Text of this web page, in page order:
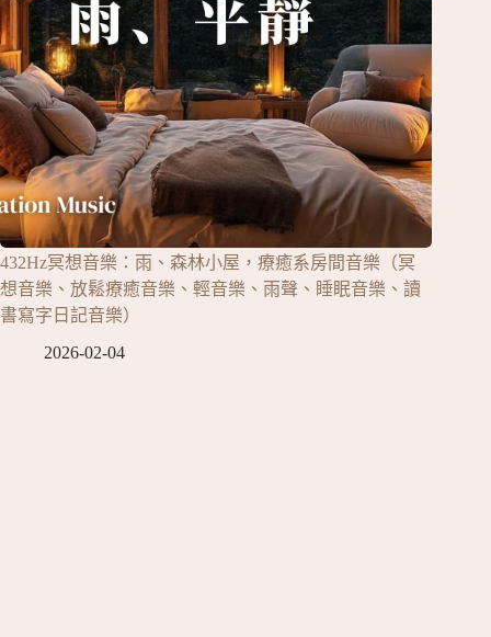
432Hz冥想音樂：雨、森林小屋，療癒系房間音樂（冥
想音樂、放鬆療癒音樂、輕音樂、雨聲、睡眠音樂、讀
書寫字日記音樂）
2026-02-04